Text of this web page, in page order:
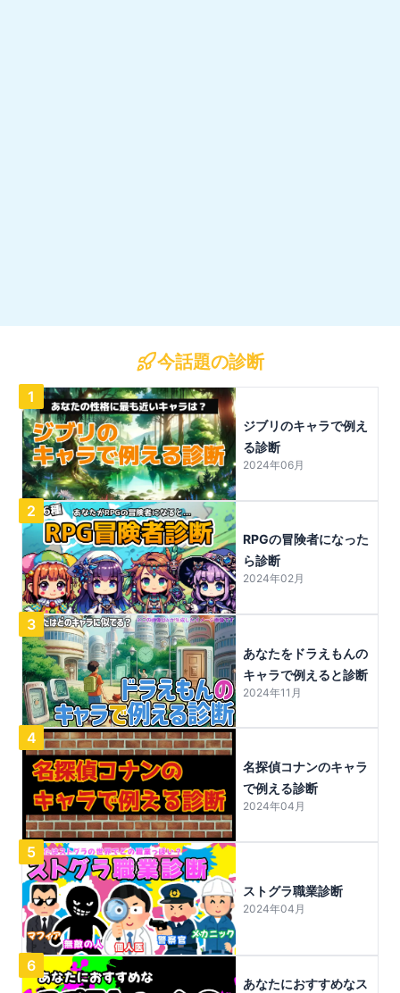
今話題の診断
1
ジブリのキャラで例え
る診断
2024年06月
2
RPGの冒険者になった
ら診断
2024年02月
3
あなたをドラえもんの
キャラで例えると診断
2024年11月
4
名探偵コナンのキャラ
で例える診断
2024年04月
5
ストグラ職業診断
2024年04月
6
あなたにおすすめなス